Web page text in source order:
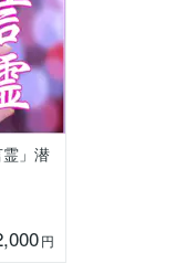
」潜
円